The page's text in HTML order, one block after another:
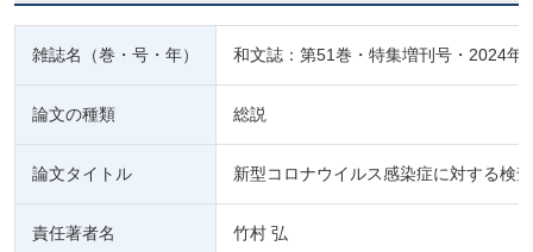
雑誌名（巻・号・年） 和文誌：第51巻・特集増刊号・2024年
論文の種類 総説
論文タイトル 新型コロナウイルス感染症に対する検
責任著者名 竹村 弘